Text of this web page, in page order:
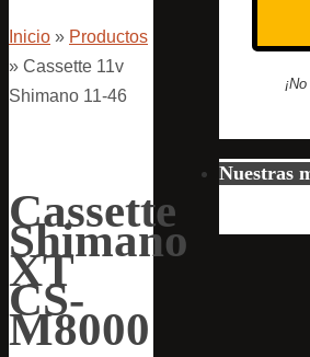
Inicio » Productos
» Cassette 11v
Shimano 11-46
Cassette
Shimano
XT
CS-
M8000
Nuestras